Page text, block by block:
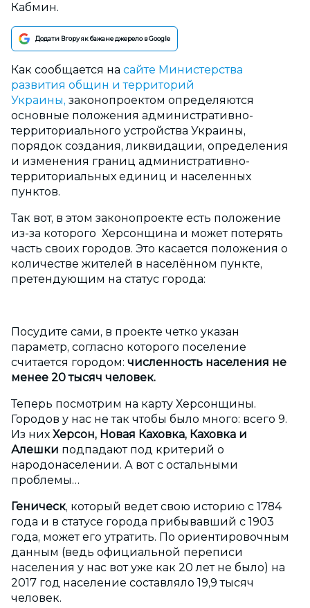
Кабмин.
Додати Вгору як бажане джерело в Google
Как сообщается на сайте Министерства
развития общин и территорий
Украины, законопроектом определяются
основные положения административно-
территориального устройства Украины,
порядок создания, ликвидации, определения
и изменения границ административно-
территориальных единиц и населенных
пунктов.
Так вот, в этом законопроекте есть положение
из-за которого Херсонщина и может потерять
часть своих городов. Это касается положения о
количестве жителей в населённом пункте,
претендующим на статус города:
Посудите сами, в проекте четко указан
параметр, согласно которого поселение
считается городом: численность населения не
менее 20 тысяч человек.
Теперь посмотрим на карту Херсонщины.
Городов у нас не так чтобы было много: всего 9.
Из них Херсон, Новая Каховка, Каховка и
Алешки подпадают под критерий о
народонаселении. А вот с остальными
проблемы…
Геническ, который ведет свою историю с 1784
года и в статусе города прибывавший с 1903
года, может его утратить. По ориентировочным
данным (ведь официальной переписи
населения у нас вот уже как 20 лет не было) на
2017 год население составляло 19,9 тысяч
человек.